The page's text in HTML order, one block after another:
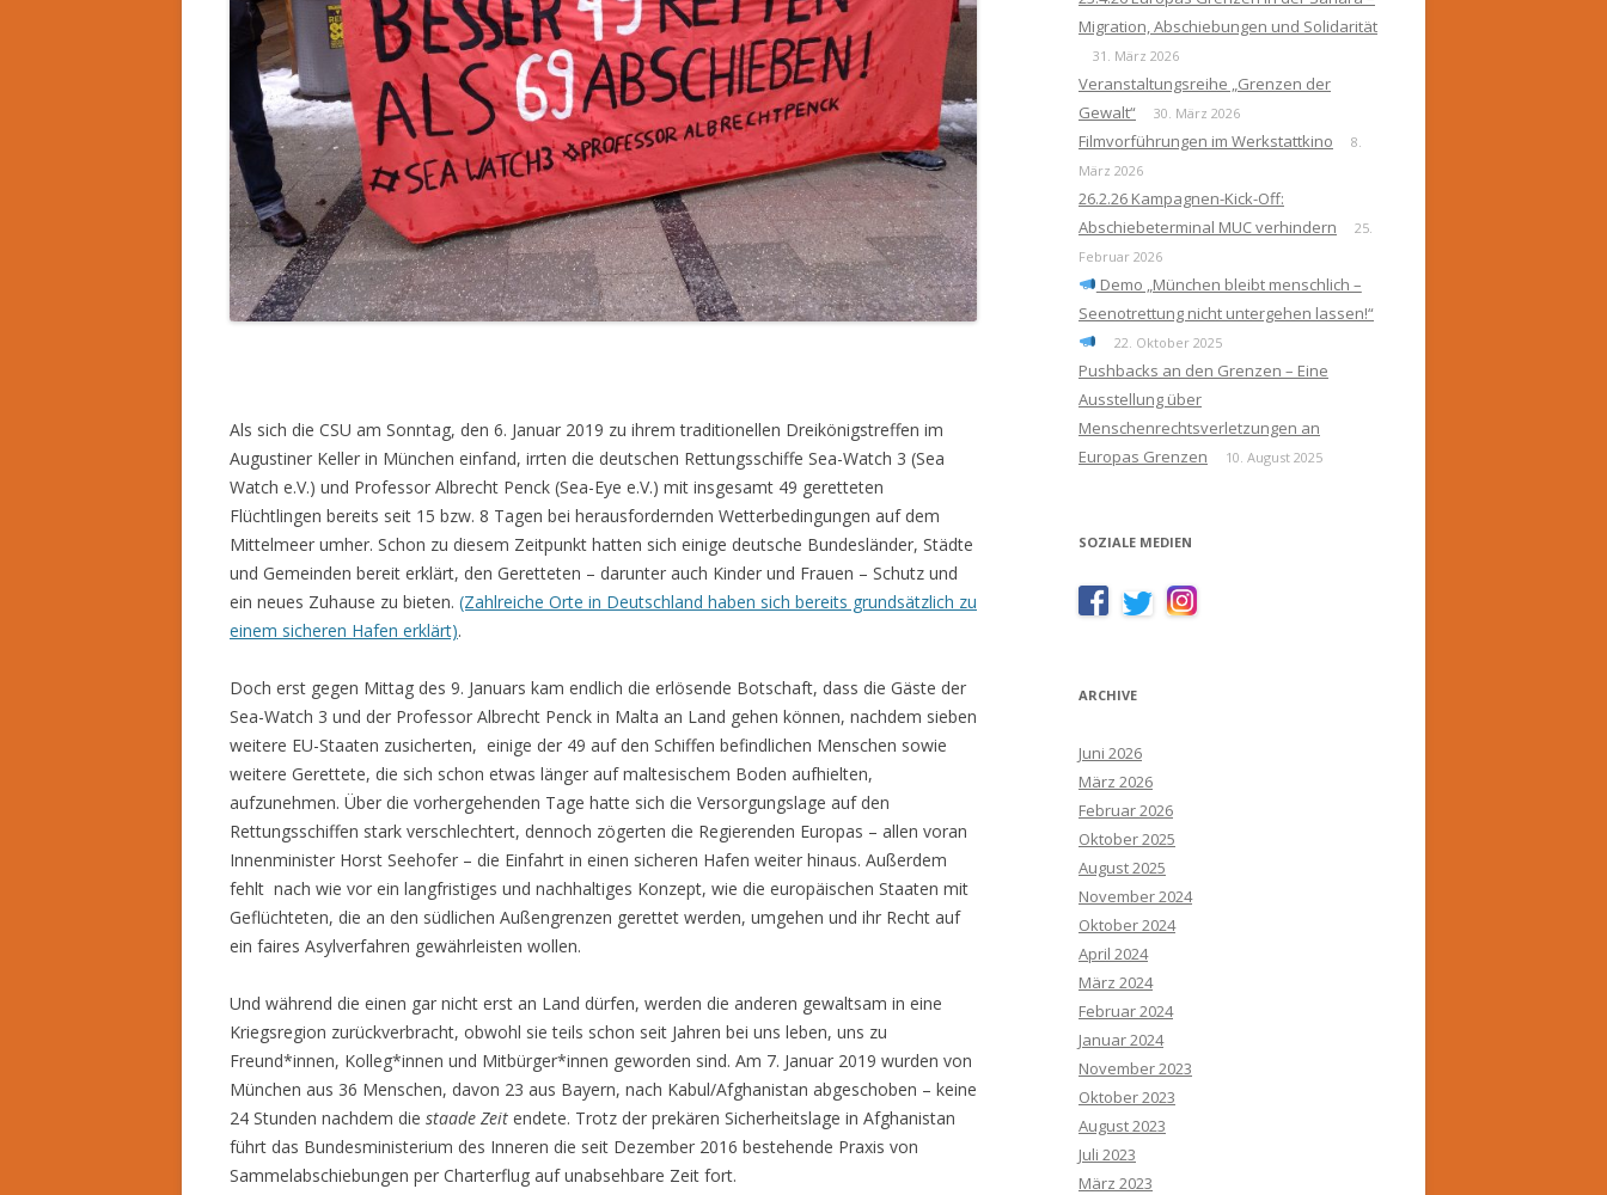
Als sich die CSU am Sonntag, den 6. Januar 2019 zu ihrem traditionellen Dreikönigstreffen im
Augustiner Keller in München einfand, irrten die deutschen Rettungsschiffe Sea-Watch 3 (Sea
Watch e.V.) und Professor Albrecht Penck (Sea-Eye e.V.) mit insgesamt 49 geretteten
Flüchtlingen bereits seit 15 bzw. 8 Tagen bei herausfordernden Wetterbedingungen auf dem
Mittelmeer umher. Schon zu diesem Zeitpunkt hatten sich einige deutsche Bundesländer, Städte
und Gemeinden bereit erklärt, den Geretteten – darunter auch Kinder und Frauen – Schutz und
ein neues Zuhause zu bieten. (Zahlreiche Orte in Deutschland haben sich bereits grundsätzlich zu
einem sicheren Hafen erklärt).
Doch erst gegen Mittag des 9. Januars kam endlich die erlösende Botschaft, dass die Gäste der
Sea-Watch 3 und der Professor Albrecht Penck in Malta an Land gehen können, nachdem sieben
weitere EU-Staaten zusicherten, einige der 49 auf den Schiffen befindlichen Menschen sowie
weitere Gerettete, die sich schon etwas länger auf maltesischem Boden aufhielten,
aufzunehmen. Über die vorhergehenden Tage hatte sich die Versorgungslage auf den
Rettungsschiffen stark verschlechtert, dennoch zögerten die Regierenden Europas – allen voran
Innenminister Horst Seehofer – die Einfahrt in einen sicheren Hafen weiter hinaus. Außerdem
fehlt nach wie vor ein langfristiges und nachhaltiges Konzept, wie die europäischen Staaten mit
Geflüchteten, die an den südlichen Außengrenzen gerettet werden, umgehen und ihr Recht auf
ein faires Asylverfahren gewährleisten wollen.
Und während die einen gar nicht erst an Land dürfen, werden die anderen gewaltsam in eine
Kriegsregion zurückverbracht, obwohl sie teils schon seit Jahren bei uns leben, uns zu
Freund*innen, Kolleg*innen und Mitbürger*innen geworden sind. Am 7. Januar 2019 wurden von
München aus 36 Menschen, davon 23 aus Bayern, nach Kabul/Afghanistan abgeschoben – keine
24 Stunden nachdem die staade Zeit endete. Trotz der prekären Sicherheitslage in Afghanistan
führt das Bundesministerium des Inneren die seit Dezember 2016 bestehende Praxis von
Sammelabschiebungen per Charterflug auf unabsehbare Zeit fort.
Migration, Abschiebungen und Solidarität
31. März 2026
Veranstaltungsreihe „Grenzen der
Gewalt“
30. März 2026
Filmvorführungen im Werkstattkino
8.
März 2026
26.2.26 Kampagnen-Kick-Off:
Abschiebeterminal MUC verhindern
25.
Februar 2026
Demo „München bleibt menschlich –
Seenotrettung nicht untergehen lassen!“
22. Oktober 2025
Pushbacks an den Grenzen – Eine
Ausstellung über
Menschenrechtsverletzungen an
Europas Grenzen
10. August 2025
SOZIALE MEDIEN
ARCHIVE
Juni 2026
März 2026
Februar 2026
Oktober 2025
August 2025
November 2024
Oktober 2024
April 2024
März 2024
Februar 2024
Januar 2024
November 2023
Oktober 2023
August 2023
Juli 2023
März 2023